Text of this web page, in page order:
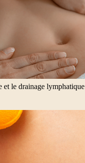
et le drainage lymphatique